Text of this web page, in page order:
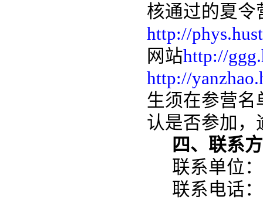
核通过的夏令
http://
网站http://
http://
生须在参营名
认是否参加，
四、联系
联系单位
联系电话